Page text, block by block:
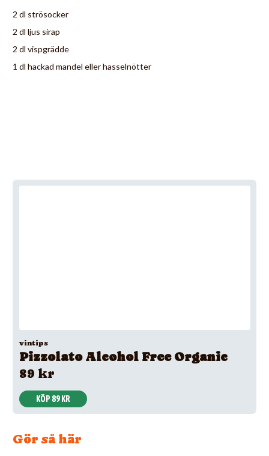
2 dl strösocker
2 dl ljus sirap
2 dl vispgrädde
1 dl hackad mandel eller hasselnötter
vintips
Pizzolato Alcohol Free Organic
89 kr
KÖP 89 KR
Gör så här